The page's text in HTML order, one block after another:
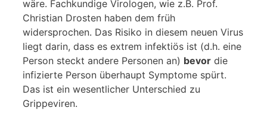
wäre. Fachkundige Virologen, wie z.B. Prof.
Christian Drosten haben dem früh
widersprochen. Das Risiko in diesem neuen Virus
liegt darin, dass es extrem infektiös ist (d.h. eine
Person steckt andere Personen an) bevor die
infizierte Person überhaupt Symptome spürt.
Das ist ein wesentlicher Unterschied zu
Grippeviren.